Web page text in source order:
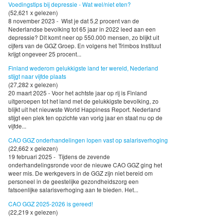
Voedingstips bij depressie - Wat wel/niet eten?
(52,621 x gelezen)
8 november 2023 - Wist je dat 5,2 procent van de
Nederlandse bevolking tot 65 jaar in 2022 leed aan een
depressie? Dit komt neer op 550.000 mensen, zo blijkt uit
cijfers van de GGZ Groep. En volgens het Trimbos Instituut
krijgt ongeveer 25 procent...
Finland wederom gelukkigste land ter wereld, Nederland
stijgt naar vijfde plaats
(27,282 x gelezen)
20 maart 2025 - Voor het achtste jaar op rij is Finland
uitgeroepen tot het land met de gelukkigste bevolking, zo
blijkt uit het nieuwste World Happiness Report. Nederland
stijgt een plek ten opzichte van vorig jaar en staat nu op de
vijfde...
CAO GGZ onderhandelingen lopen vast op salarisverhoging
(22,662 x gelezen)
19 februari 2025 - Tijdens de zevende
onderhandelingsronde voor de nieuwe CAO GGZ ging het
weer mis. De werkgevers in de GGZ zijn niet bereid om
personeel in de geestelijke gezondheidszorg een
fatsoenlijke salarisverhoging aan te bieden. Het...
CAO GGZ 2025-2026 is gereed!
(22,219 x gelezen)